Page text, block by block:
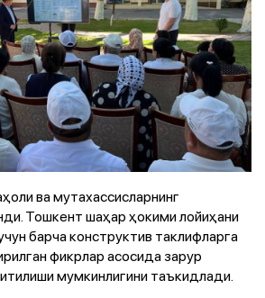
ва мутахассисларнинг
Тошкент шаҳар ҳокими лойиҳани
барча конструктив таклифларга
фикрлар асосида зарур
мумкинлигини таъкидлади.